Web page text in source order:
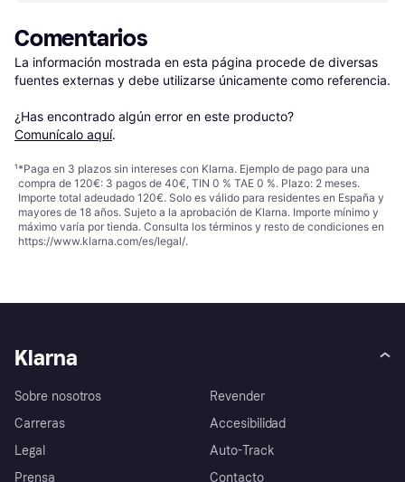
Comentarios
La información mostrada en esta página procede de diversas
fuentes externas y debe utilizarse únicamente como referencia.
¿Has encontrado algún error en este producto?
Comunícalo aquí.
¹*Paga en 3 plazos sin intereses con Klarna. Ejemplo de pago para una
compra de 120€: 3 pagos de 40€, TIN 0 % TAE 0 %. Plazo: 2 meses.
Importe total adeudado 120€. Solo es válido para residentes en España y
mayores de 18 años. Sujeto a la aprobación de Klarna. Importe mínimo y
máximo varía por tienda. Consulta los términos y resto de condiciones en
https://www.klarna.com/es/legal/.
Klarna
Sobre nosotros
Carreras
Legal
Prensa
Revender
Accesibilidad
Auto-Track
Contacto